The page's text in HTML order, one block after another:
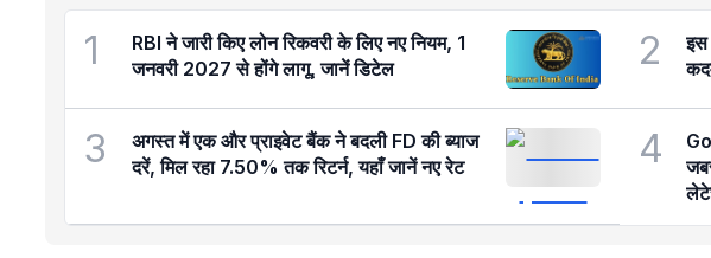
1
RBI ने जारी किए लोन रिकवरी के लिए नए नियम, 1
जनवरी 2027 से होंगे लागू, जानें डिटेल
2
इस
3
अगस्त में एक और प्राइवेट बैंक ने बदली FD की ब्याज
दरें, मिल रहा 7.50% तक रिटर्न, यहाँ जानें नए रेट
4